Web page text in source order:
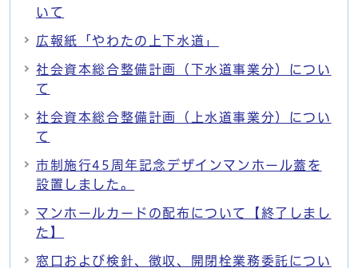
いて
広報紙「やわたの上下水道」
社会資本総合整備計画（下水道事業分）につい
て
社会資本総合整備計画（上水道事業分）につい
て
市制施行45周年記念デザインマンホール蓋を
設置しました。
マンホールカードの配布について【終了しまし
た】
窓口および検針、徴収、開閉栓業務委託につい